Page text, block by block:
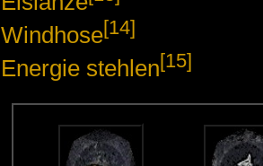
Windhose[14]
Energie stehlen[15]